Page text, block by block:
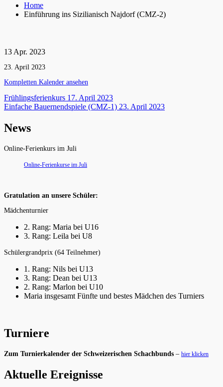
Home
Einführung ins Sizilianisch Najdorf (CMZ-2)
13Apr. 2023
Einführung
Sizilianisch
Najdorf
(CMZ-
2)
23. April 2023
Kompletten Kalender ansehen
Beitragsnavigation
Frühlingsferienkurs 17. April 2023
Einfache Bauernendspiele (CMZ-1) 23. April 2023
News
Online-Ferienkurs im Juli
Online-Ferienkurse im Juli
Gratulation an unsere Schüler:
Mädchenturnier
2. Rang: Maria bei U16
3. Rang: Leila bei U8
Schülergrandprix (64 Teilnehmer)
1. Rang: Nils bei U13
3. Rang: Dean bei U13
2. Rang: Marlon bei U10
Maria insgesamt Fünfte und bestes Mädchen des Turniers
Turniere
Zum Turnierkalender der Schweizerischen Schachbunds – hier klicken
Aktuelle Ereignisse